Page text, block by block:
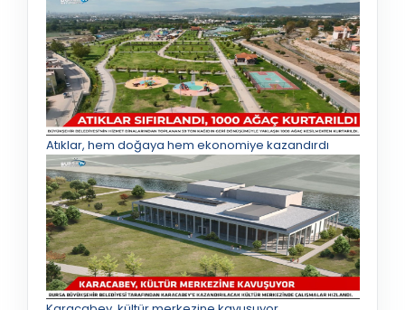
Atıklar, hem doğaya hem ekonomiye kazandırdı